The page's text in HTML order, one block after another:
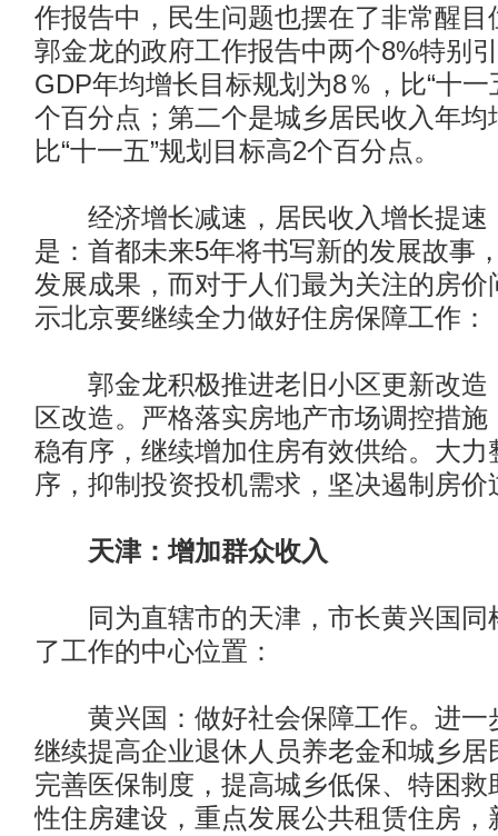
作报告中，民生问题也摆在了非常醒目
郭金龙的政府工作报告中两个8%特别
GDP年均增长目标规划为8％，比“十一
个百分点；第二个是城乡居民收入年均
比“十一五”规划目标高2个百分点。
经济增长减速，居民收入增长提速
是：首都未来5年将书写新的发展故事
发展成果，而对于人们最为关注的房价
示北京要继续全力做好住房保障工作：
郭金龙积极推进老旧小区更新改造
区改造。严格落实房地产市场调控措
稳有序，继续增加住房有效供给。大力
序，抑制投资投机需求，坚决遏制房价
天津：增加群众收入
同为直辖市的天津，市长黄兴国同
了工作的中心位置：
黄兴国：做好社会保障工作。进一
继续提高企业退休人员养老金和城乡居
完善医保制度，提高城乡低保、特困救
性住房建设，重点发展公共租赁住房，